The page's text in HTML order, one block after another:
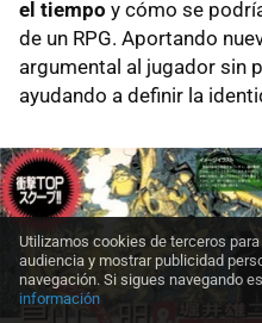
el tiempo y cómo se
de un RPG. Aportando
argumental al jugador sin
ayudando a definir la
Utilizamos cookies de terceros
audiencia y mostrar publicidad
navegación. Si sigues navegando
información